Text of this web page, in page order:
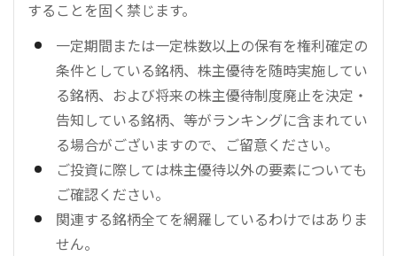
することを固く禁じます。
一定期間または一定株数以上の保有を権利確定の
条件としている銘柄、株主優待を随時実施してい
る銘柄、および将来の株主優待制度廃止を決定・
告知している銘柄、等がランキングに含まれてい
る場合がございますので、ご留意ください。
ご投資に際しては株主優待以外の要素についても
ご確認ください。
関連する銘柄全てを網羅しているわけではありま
せん。